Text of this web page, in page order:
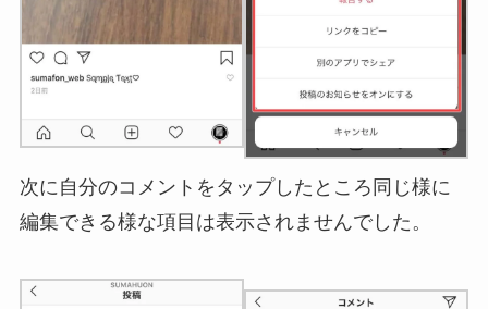
次に自分のコメントをタップしたところ同じ様に
編集できる様な項目は表示されませんでした。